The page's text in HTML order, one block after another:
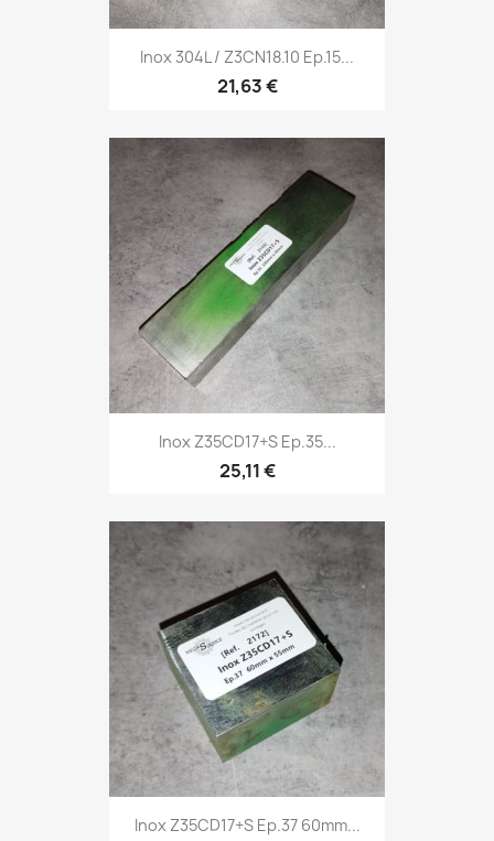
Inox 304L / Z3CN18.10 Ep.15...
21,63 €
Inox Z35CD17+S Ep.35...
25,11 €
Inox Z35CD17+S Ep.37 60mm...